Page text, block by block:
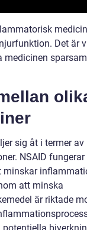
Det är
medicinen
sig åt i termer av
NSAID
minskar
att minska
är riktade